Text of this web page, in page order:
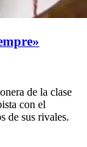
de la clase
con el
de sus rivales.